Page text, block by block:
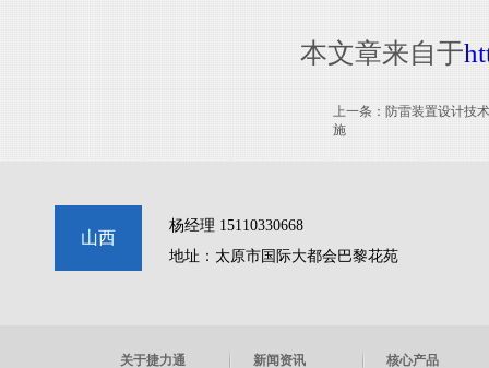
本文章来自于
上一条： 防雷装置设计技
施
山西
杨经理 15110330668
地址：太原市国际大都会巴黎花苑
关于捷力通 新闻资讯 核心产品